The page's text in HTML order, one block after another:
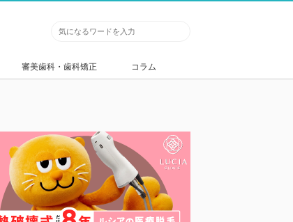
審美歯科・歯科矯正 コラム